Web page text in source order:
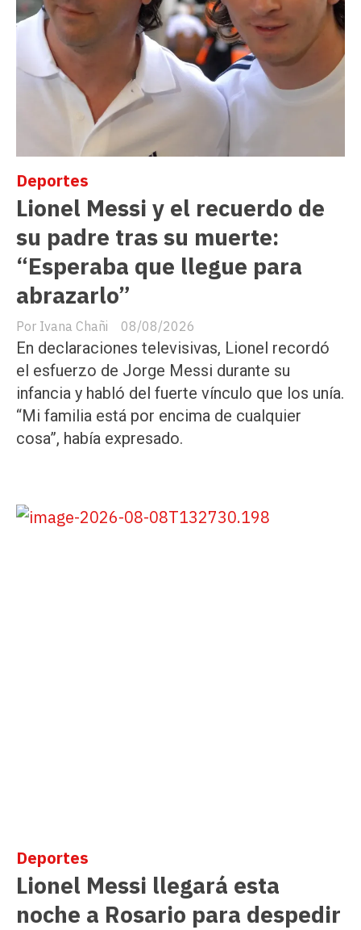
Lionel Messi y el recuerdo de
su padre tras su muerte:
“Esperaba que llegue para
abrazarlo”
Ivana Chañi
Deportes
08/08/2026
En declaraciones televisivas, Lionel recordó
el esfuerzo de Jorge Messi durante su
infancia y habló del fuerte vínculo que los unía.
“Mi familia está por encima de cualquier
cosa”, había expresado.
Lionel Messi llegará esta
noche a Rosario para despedir
Deportes